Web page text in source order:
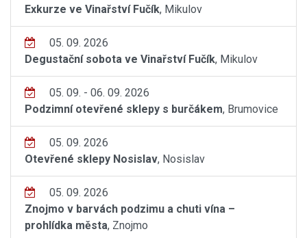
Exkurze ve Vinařství Fučík, Mikulov
05. 09. 2026
Degustační sobota ve Vinařství Fučík, Mikulov
05. 09. - 06. 09. 2026
Podzimní otevřené sklepy s burčákem, Brumovice
05. 09. 2026
Otevřené sklepy Nosislav, Nosislav
05. 09. 2026
Znojmo v barvách podzimu a chuti vína –
prohlídka města, Znojmo